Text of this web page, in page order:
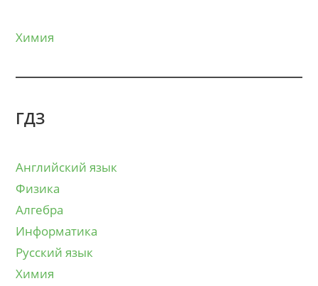
Химия
ГДЗ
Английский язык
Физика
Алгебра
Информатика
Русский язык
Химия